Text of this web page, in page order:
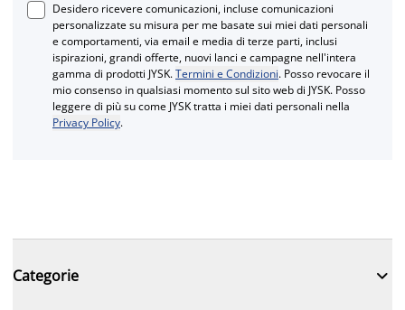
Desidero ricevere comunicazioni, incluse comunicazioni
personalizzate su misura per me basate sui miei dati personali
e comportamenti, via email e media di terze parti, inclusi
ispirazioni, grandi offerte, nuovi lanci e campagne nell'intera
gamma di prodotti JYSK.Termini e Condizioni. Posso revocare il
mio consenso in qualsiasi momento sul sito web di JYSK. Posso
leggere di più su come JYSK tratta i miei dati personali nella
Privacy Policy.
Categorie 